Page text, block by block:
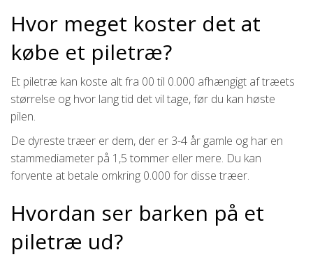
Hvor meget koster det at
købe et piletræ?
Et piletræ kan koste alt fra 00 til 0.000 afhængigt af træets
størrelse og hvor lang tid det vil tage, før du kan høste
pilen.
De dyreste træer er dem, der er 3-4 år gamle og har en
stammediameter på 1,5 tommer eller mere. Du kan
forvente at betale omkring 0.000 for disse træer.
Hvordan ser barken på et
piletræ ud?